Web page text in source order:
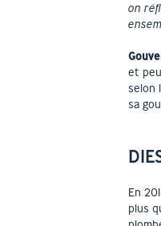
on
et
selon
sa
En
plus